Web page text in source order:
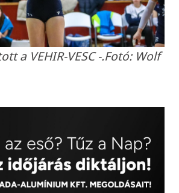
a VEHIR-VESC -.Fotó: Wolf